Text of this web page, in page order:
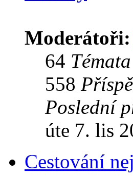
Moderátoři:
64 Témata
558
Poslední
úte 7. lis
Cestování